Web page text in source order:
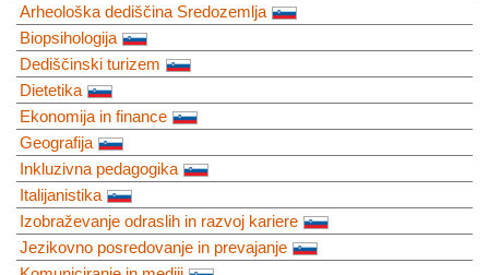
Arheološka dediščina Sredozemlja
Biopsihologija
Dediščinski turizem
Dietetika
Ekonomija in finance
Geografija
Inkluzivna pedagogika
Italijanistika
Izobraževanje odraslih in razvoj kariere
Jezikovno posredovanje in prevajanje